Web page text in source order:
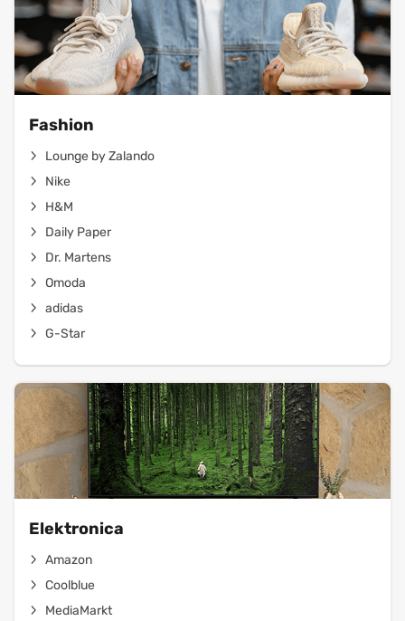
Fashion
Lounge by Zalando
Nike
H&M
Daily Paper
Dr. Martens
Omoda
adidas
G-Star
Elektronica
Amazon
Coolblue
MediaMarkt